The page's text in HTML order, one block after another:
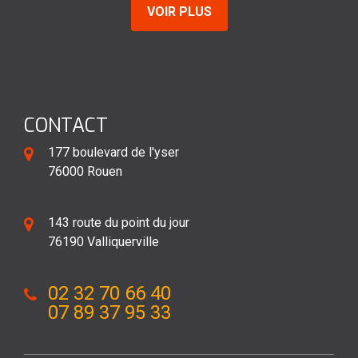
VOIR PLUS
CONTACT
177 boulevard de l'yser
76000 Rouen
143 route du point du jour
76190 Valliquerville
02 32 70 66 40
07 89 37 95 33